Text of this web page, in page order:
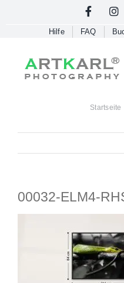
Hilfe FAQ
Startseite
00032-ELM4-